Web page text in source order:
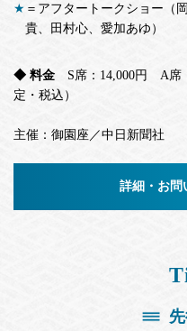
★ ＝アフタートークショー（
貴、田村心、愛加あゆ）
◆ 料金 S席：14,000円 A席
定・税込）
主催：御園座／中日新聞社
詳細・お問